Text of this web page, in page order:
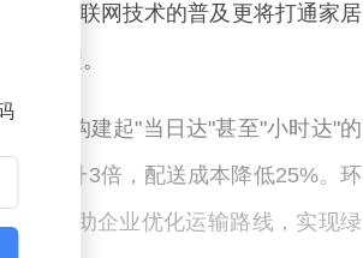
上。物联网技术的普及更将打通家居
化管理。
，将构建起"当日达"甚至"小时达"的
率提升3倍，配送成本降低25%。环
统帮助企业优化运输路线，实现绿